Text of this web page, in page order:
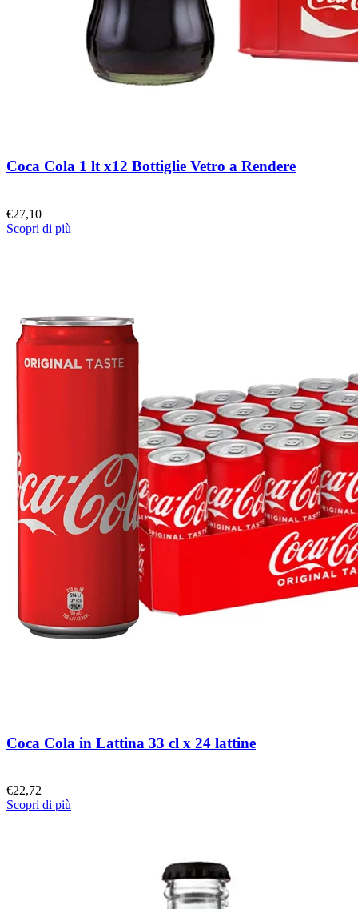
Coca Cola 1 lt x12 Bottiglie Vetro a Rendere
€27,10
Scopri di più
Coca Cola in Lattina 33 cl x 24 lattine
€22,72
Scopri di più